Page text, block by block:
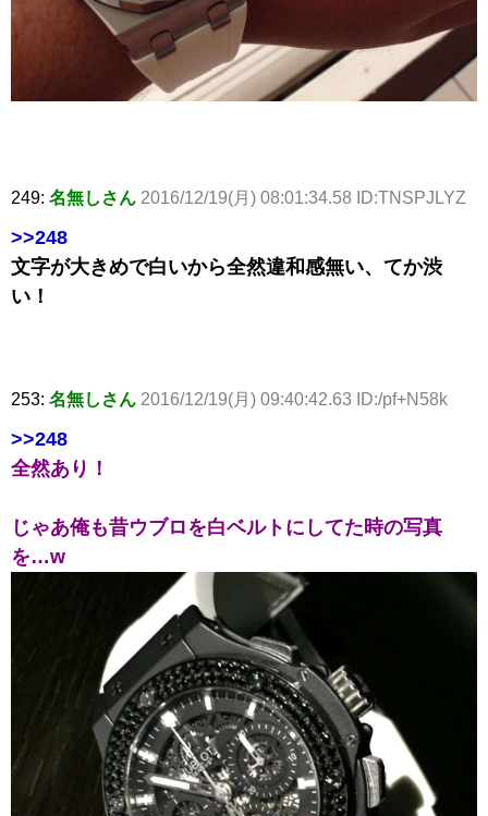
249: 名無しさん 2016/12/19(月) 08:01:34.58 ID:TNSPJLYZ
>>248
文字が大きめで白いから全然違和感無い、てか渋
い！
253: 名無しさん 2016/12/19(月) 09:40:42.63 ID:/pf+N58k
>>248
全然あり！
じゃあ俺も昔ウブロを白ベルトにしてた時の写真
を…w